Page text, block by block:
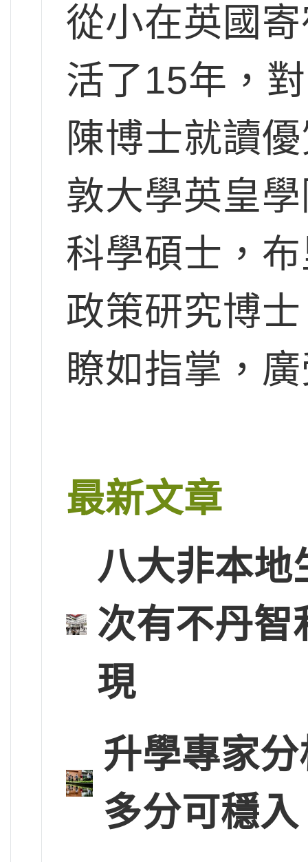
從小在英國
活了15年，
陳博士就讀
敦大學英皇
科學碩士，
政策研究博
瞭如指掌，
最新文章
八大非本地
次有不丹智
現
升學專家
多分可穩